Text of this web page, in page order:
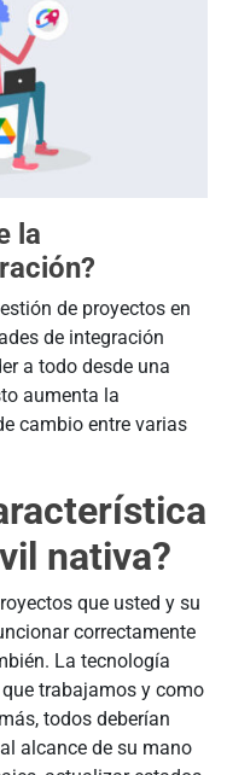
la
de proyectos en
de integración
a todo desde una
aumenta la
cambio entre varias
nativa?
que usted y su
correctamente
La tecnología
trabajamos y como
todos deberían
alcance de su mano